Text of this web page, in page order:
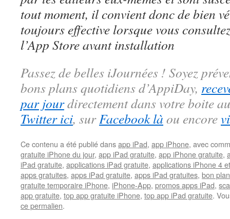
tout moment, il convient donc de bien
toujours effective lorsque vous
l’App Store avant installation
Passez de belles iJournées ! Soyez
bons plans quotidiens d’AppiDay,
par jourdirectement dans votre boite
Twitter ici, surFacebook là ou encore
Ce contenu a été publié dansapp iPad, app iPhone, avec
gratuite iPhone du jour, app iPad gratuite, app iPhone gratuite,
iPad gratuite, applications iPad gratuite, applications iPhone 4
apps gratuites, apps iPad gratuite, apps iPad gratuites, bon
gratuite temporaire iPhone, iPhone-App, promos apps iPad,
app gratuite, top app gratuite iPhone, top app iPad gratuite.
ce permalien.